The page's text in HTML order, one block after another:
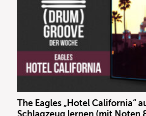
The Eagles „Hotel California“
Schlagzeug lernen (mit Noten